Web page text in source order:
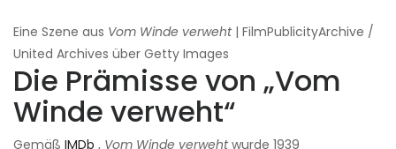
Eine Szene aus Vom Winde verweht| FilmPublicityArchive /
United Archives über Getty Images
Die Prämisse von „Vom
Winde verweht“
Gemäß IMDb , Vom Winde verwehtwurde 1939